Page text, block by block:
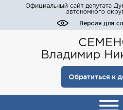
Официальный сайт депутата
автономного
Версия для
Владимир
Обратиться к